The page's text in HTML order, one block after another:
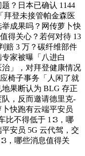
？日本已确认 1144
拜登未接管帕金森医
成果吗？网传萝卜快
得关心？若何对待 13
赔 3 万？碳纤维部件
家被曝「八进白
」，对拜登健康情况
椅子事务「人闲了就
果断认为 BLG 存正
，反而邀请德里克-
快跑有云端平安员
比不得低于 1∶3，哪
安员 5G 云代驾，交
，哪些消息值得关